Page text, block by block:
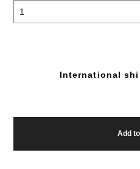
International
Add